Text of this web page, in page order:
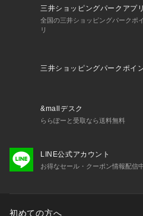
三井ショッピングパークアプリ
全国の三井ショッピングパークポ
リ
三井ショッピングパークポイ
&mallデスク
ららぽーと受取なら送料無料
LINE公式アカウント
お得なセール・クーポン情報配信
初めての方へ